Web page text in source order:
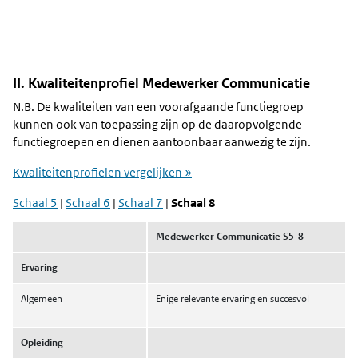
II. Kwaliteitenprofiel Medewerker Communicatie
N.B. De kwaliteiten van een voorafgaande functiegroep
kunnen ook van toepassing zijn op de daaropvolgende
functiegroepen en dienen aantoonbaar aanwezig te zijn.
Kwaliteitenprofielen vergelijken »
Schaal 5 | Schaal 6 | Schaal 7 | Schaal 8
Medewerker Communicatie S5-8
Ervaring
Algemeen Enige relevante ervaring en succesvol
Opleiding